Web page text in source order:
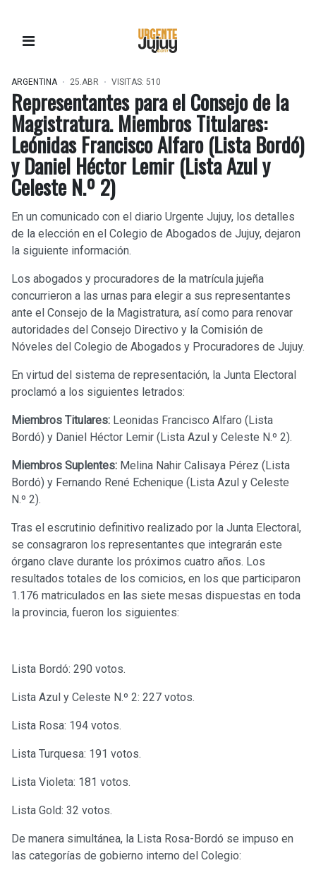
ARGENTINA 25.ABR VISITAS: 510
Representantes para el Consejo de la
Magistratura. Miembros Titulares:
Leónidas Francisco Alfaro (Lista Bordó)
y Daniel Héctor Lemir (Lista Azul y
Celeste N.º 2)
En un comunicado con el diario Urgente Jujuy, los detalles
de la elección en el Colegio de Abogados de Jujuy, dejaron
la siguiente información.
Los abogados y procuradores de la matrícula jujeña
concurrieron a las urnas para elegir a sus representantes
ante el Consejo de la Magistratura, así como para renovar
autoridades del Consejo Directivo y la Comisión de
Nóveles del Colegio de Abogados y Procuradores de Jujuy.
En virtud del sistema de representación, la Junta Electoral
proclamó a los siguientes letrados:
Miembros Titulares: Leonidas Francisco Alfaro (Lista
Bordó) y Daniel Héctor Lemir (Lista Azul y Celeste N.º 2).
Miembros Suplentes: Melina Nahir Calisaya Pérez (Lista
Bordó) y Fernando René Echenique (Lista Azul y Celeste
N.º 2).
Tras el escrutinio definitivo realizado por la Junta Electoral,
se consagraron los representantes que integrarán este
órgano clave durante los próximos cuatro años. Los
resultados totales de los comicios, en los que participaron
1.176 matriculados en las siete mesas dispuestas en toda
la provincia, fueron los siguientes:
Lista Bordó: 290 votos.
Lista Azul y Celeste N.º 2: 227 votos.
Lista Rosa: 194 votos.
Lista Turquesa: 191 votos.
Lista Violeta: 181 votos.
Lista Gold: 32 votos.
De manera simultánea, la Lista Rosa-Bordó se impuso en
las categorías de gobierno interno del Colegio: